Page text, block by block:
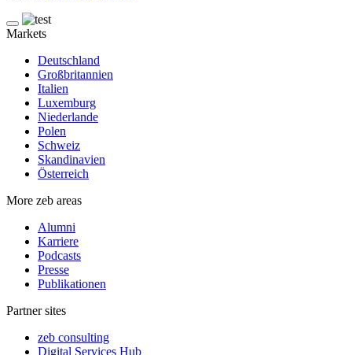
Markets
Deutschland
Großbritannien
Italien
Luxemburg
Niederlande
Polen
Schweiz
Skandinavien
Österreich
More zeb areas
Alumni
Karriere
Podcasts
Presse
Publikationen
Partner sites
zeb consulting
Digital Services Hub